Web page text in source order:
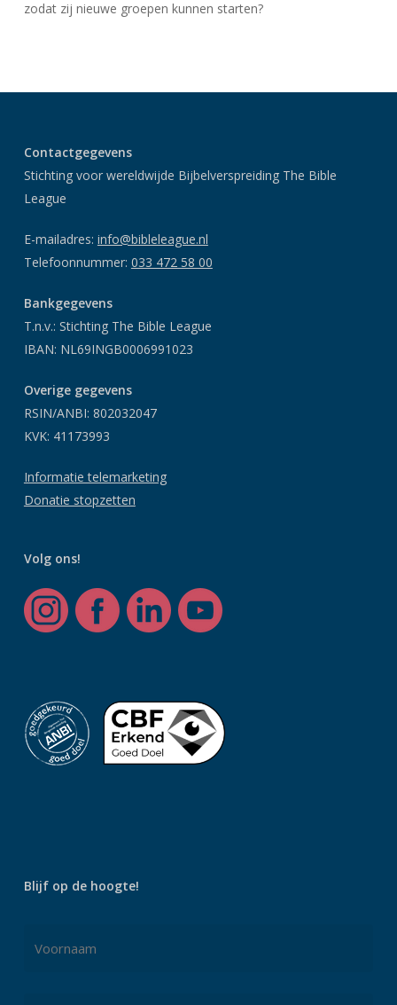
zodat zij nieuwe groepen kunnen starten?
Contactgegevens
Stichting voor wereldwijde Bijbelverspreiding The Bible
League
E-mailadres: info@bibleleague.nl
Telefoonnummer: 033 472 58 00
Bankgegevens
T.n.v.: Stichting The Bible League
IBAN: NL69INGB0006991023
Overige gegevens
RSIN/ANBI: 802032047
KVK: 41173993
Informatie telemarketing
Donatie stopzetten
Volg ons!
Blijf op de hoogte!